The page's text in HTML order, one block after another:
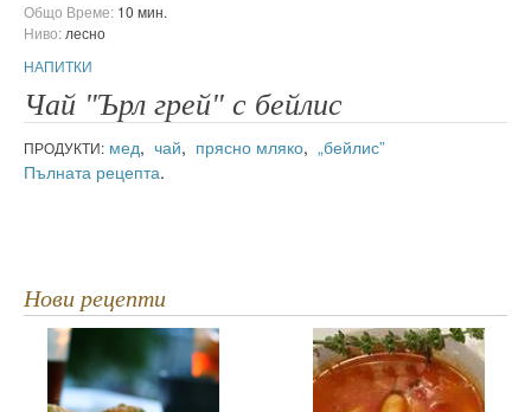
Общо Време: 10 мин.
Ниво: лесно
НАПИТКИ
Чай "Ърл грей" с бейлис
ПРОДУКТИ: мед, чай, прясно мляко, „бейлис”
Пълната рецепта.
Нови рецепти